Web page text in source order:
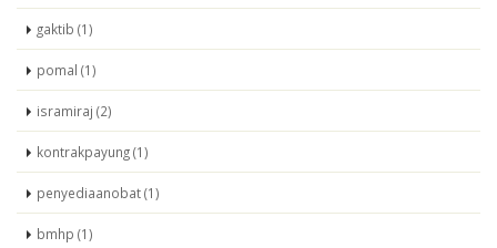
gaktib (1)
pomal (1)
isramiraj (2)
kontrakpayung (1)
penyediaanobat (1)
bmhp (1)